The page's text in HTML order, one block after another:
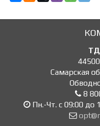
Самарская
8
Пн.-Чт. с 09:00 до